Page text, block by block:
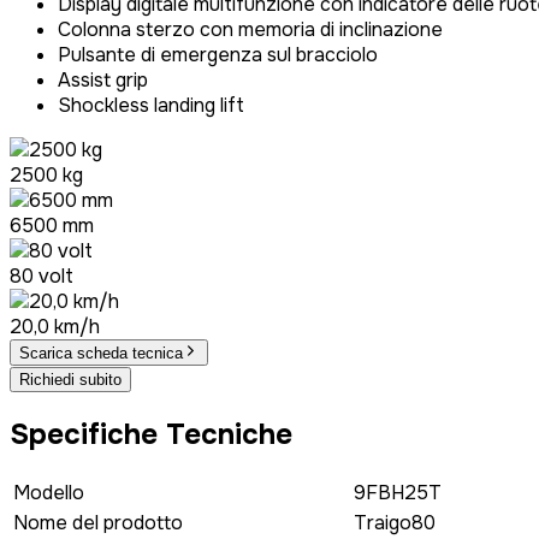
Colonna sterzo con memoria di inclinazione
Pulsante di emergenza sul bracciolo
Assist grip
Shockless landing lift
2500 kg
6500 mm
80 volt
20,0 km/h
Scarica scheda tecnica
Richiedi subito
Specifiche Tecniche
Modello
9FBH25T
Nome del prodotto
Traigo80